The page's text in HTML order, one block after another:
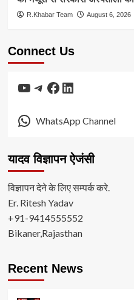
R.Khabar Team August 6, 2026
Connect Us
YouTube
Telegram
Facebook
LinkedIn
WhatsApp Channel
यादव विज्ञापन ऐजंसी
विज्ञापन देने के लिए सम्पर्क करे.
Er. Ritesh Yadav
+91-9414555552
Bikaner,Rajasthan
Recent News